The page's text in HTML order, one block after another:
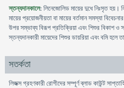
স্তন্যদানকালে: লিনেজোলিড মায়ের দুধে নিঃসৃত হয়।
মায়ের প্রয়োজনীয়তা বা মায়ের বর্তমান সমস্যা
উপর সম্ভাব্য বিরূপ প্রতিক্রিয়া এবং শিশুর বিকাশ ও
স্তন্যদানকারী মায়েদের শিশুর ডায়রিয়া এবং বমি হলে
সতর্কতা
লিজক্স গ্রহণকারী রোগীদের সম্পূর্ণ ব্লাড কাউন্ট